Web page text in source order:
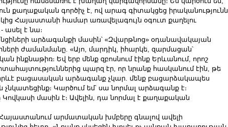
քաղաքական գործիչ է, ով արագ գիտակցեց իրականությունն
Հայաստանի համար առավելագույն օգուտ քաղելու
ասել է նա։
արձագանքի մասին՝ «Զվարթնոց» օդանավակայան
ժամանմանը. «Այո, մարդիկ, իհարկե, զարմացան՝
ինքնաթիռ։ Եվ երբ մենք զբոսնում էինք Երևանում, որոշ
պարզ էր, որ նրանք հասկանում էին, թե
որևէ բացասական արձագանք չկար. մենք բացարձակապես
Կարծում եմ՝ սա նորմալ արձագանք է։
մասին է։ Ավելին, դա նորմալ է քաղաքական
արմատական ​​խմբերը գնալով ավելի